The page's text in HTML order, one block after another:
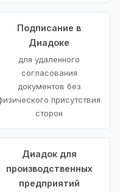
Подписание в
Диадоке
для удаленного
согласования
документов без
присутствия
сторон
Диадок для
производственных
предприятий